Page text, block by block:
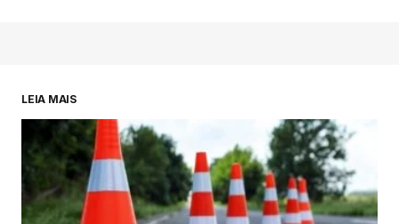
LEIA MAIS